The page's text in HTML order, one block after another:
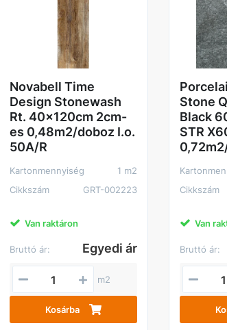
Novabell Time
Design Stonewash
Rt. 40x120cm 2cm-
es 0,48m2/doboz I.o.
50A/R
Kartonmennyiség
1 m2
Cikkszám
GRT-002223
Van raktáron
Bruttó ár: Egyedi ár
m2
Kosárba
Stone
Black
STR
Cikkszám
Van
Bruttó ár: